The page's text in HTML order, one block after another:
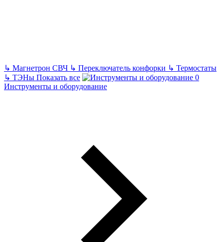
↳ Магнетрон СВЧ ↳ Переключатель конфорки ↳ Термостаты
↳ ТЭНы Показать все
Инструменты и оборудование